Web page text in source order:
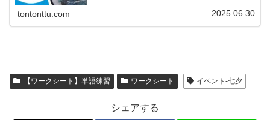
tontonttu.com 2025.06.30
【ワークシート】単語練習 ワークシート イベント-七夕
シェアする